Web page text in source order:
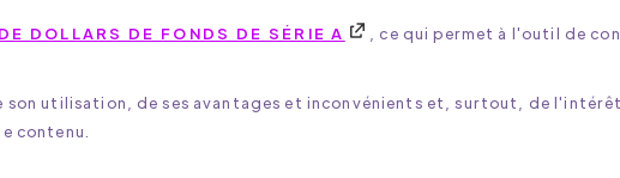
DOLLARS DE FONDS DE SÉRIE A
, ce qui permet à l'outil de
son utilisation, de ses avantages et inconvénients et, surtout, de
contenu.